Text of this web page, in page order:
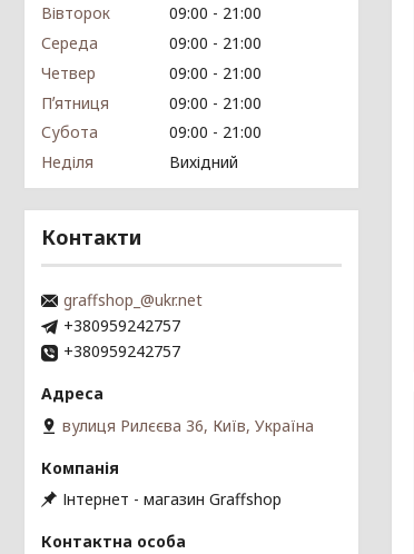
Вівторок
09:00
21:00
Середа
09:00
21:00
Четвер
09:00
21:00
Пʼятниця
09:00
21:00
Субота
09:00
21:00
Неділя
Вихідний
Контакти
graffshop_@ukr.net
+380959242757
+380959242757
вулиця Рилєєва 36, Київ, Україна
Інтернет - магазин Graffshop